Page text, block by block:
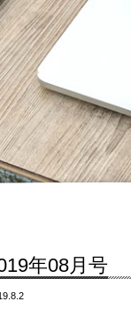
経営理念・経
ISO 14001
ISO 27001
認証リスト
異議申立て・苦
パンフレット
年08月号